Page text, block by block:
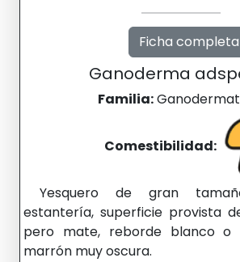
Ficha completa
Ganoderma
Familia:
Comestibilidad:
Yesquero de gran
estantería, superficie provista
pero mate, reborde blanco
marrón muy oscura.